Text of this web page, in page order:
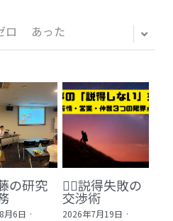
フィール）
罪
クは防げますか？
ま
ロ あった
の研究
月6日 ·
🕵️‍♂️説得失敗の
交渉術
2026年7月19日 ·